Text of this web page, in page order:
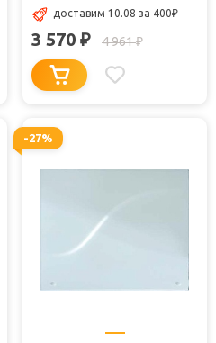
доставим 10.08 за 400₽
3 570 ₽ 4 961₽
-27%